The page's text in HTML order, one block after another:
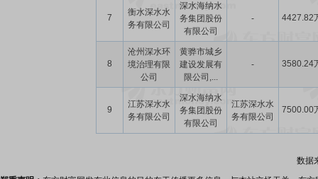
7
衡水深水水
务有限公司
深水海纳水
务集团股份
有限公司
- 4427.82
8
沧州深水环
境治理有限
公司
黄骅市城乡
建设发展有
限公司,...
- 3580.24
9
江苏深水水
务有限公司
深水海纳水
务集团股份
有限公司
江苏深水水
务有限公司
7500.00
数据